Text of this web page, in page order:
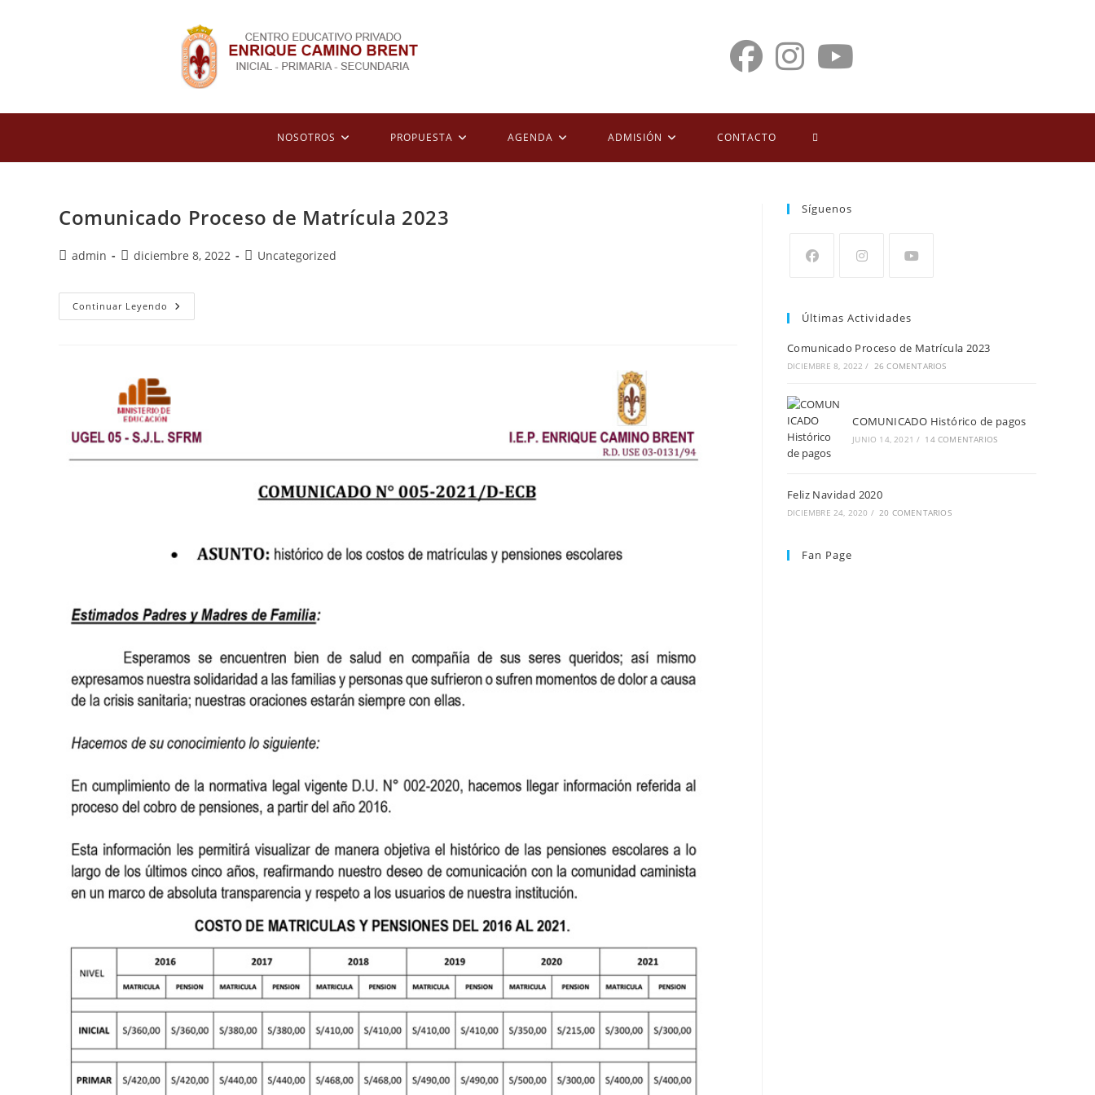
NOSOTROS PROPUESTA AGENDA ADMISIÓN CONTACTO
Comunicado Proceso de Matrícula 2023
admin diciembre 8, 2022 Uncategorized
Continuar Leyendo
Síguenos
Últimas Actividades
Comunicado Proceso de Matrícula 2023
DICIEMBRE 8, 2022 / 26 COMENTARIOS
COMUNICADO Histórico de pagos
JUNIO 14, 2021 / 14 COMENTARIOS
Feliz Navidad 2020
DICIEMBRE 24, 2020 / 20 COMENTARIOS
Fan Page